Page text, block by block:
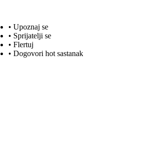
• Upoznaj se
• Sprijatelji se
• Flertuj
• Dogovori hot sastanak